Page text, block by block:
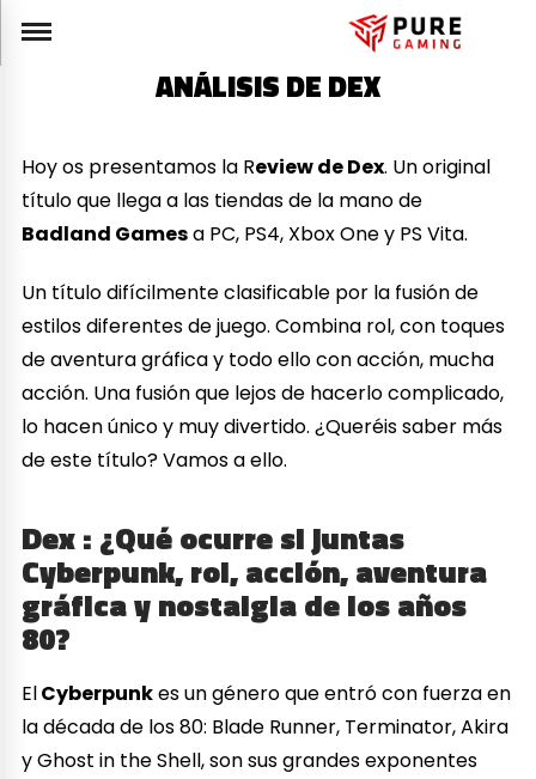
ANÁLISIS DE DEX
Hoy os presentamos la Review de Dex. Un original
título que llega a las tiendas de la mano de
Badland Gamesa PC, PS4, Xbox One y PS Vita.
Un título difícilmente clasificable por la fusión de
estilos diferentes de juego. Combina rol, con toques
de aventura gráfica y todo ello con acción, mucha
acción. Una fusión que lejos de hacerlo complicado,
lo hacen único y muy divertido. ¿Queréis saber más
de este título? Vamos a ello.
Dex : ¿Qué ocurre si juntas
Cyberpunk, rol, acción, aventura
gráfica y nostalgia de los años
80?
ElCyberpunkes un género que entró con fuerza en
la década de los 80: Blade Runner, Terminator, Akira
y Ghost in the Shell, son sus grandes exponentes